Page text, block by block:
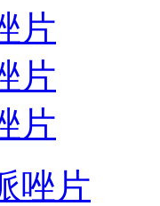
片
片
片
唑片